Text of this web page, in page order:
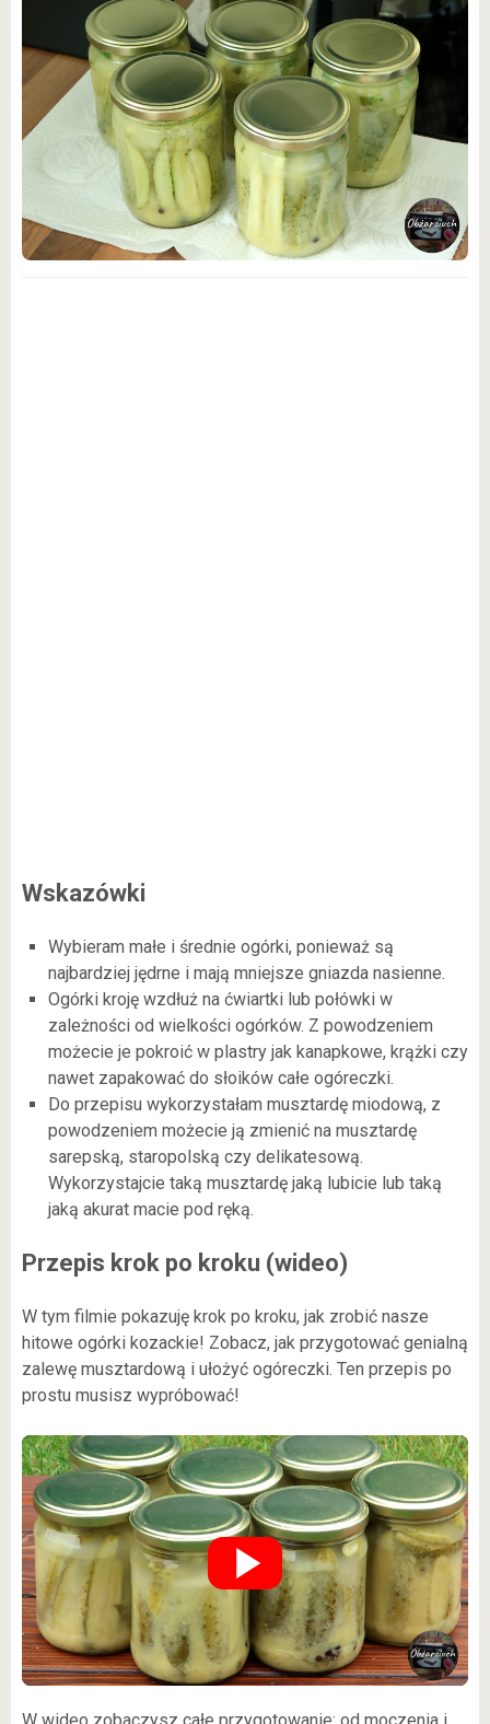
Wskazówki
Wybieram małe i średnie ogórki, ponieważ są
najbardziej jędrne i mają mniejsze gniazda nasienne.
Ogórki kroję wzdłuż na ćwiartki lub połówki w
zależności od wielkości ogórków. Z powodzeniem
możecie je pokroić w plastry jak kanapkowe, krążki czy
nawet zapakować do słoików całe ogóreczki.
Do przepisu wykorzystałam musztardę miodową, z
powodzeniem możecie ją zmienić na musztardę
sarepską, staropolską czy delikatesową.
Wykorzystajcie taką musztardę jaką lubicie lub taką
jaką akurat macie pod ręką.
Przepis krok po kroku (wideo)
W tym filmie pokazuję krok po kroku, jak zrobić nasze
hitowe ogórki kozackie! Zobacz, jak przygotować genialną
zalewę musztardową i ułożyć ogóreczki. Ten przepis po
prostu musisz wypróbować!